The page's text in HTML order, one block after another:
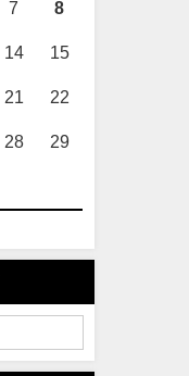
7 8
14 15
21 22
28 29